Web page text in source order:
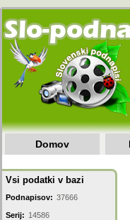
Domov
Vsi podatki v bazi
Podnapisov: 37666
Serij: 14586